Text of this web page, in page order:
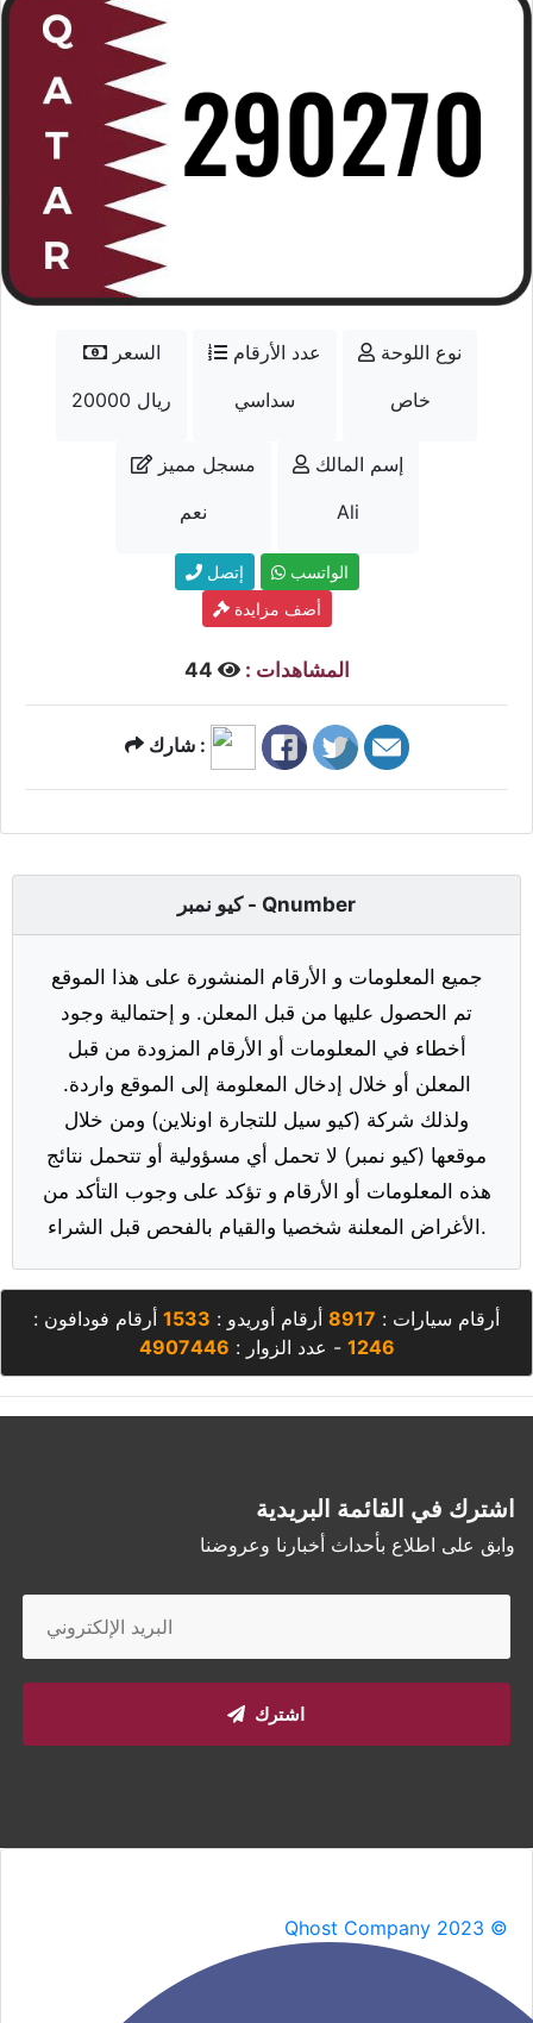
السعر
20000 ريال
عدد الأرقام
سداسي
نوع اللوحة
خاص
مسجل مميز
نعم
إسم المالك
Ali
إتصل
الواتسب
أضف مزايدة
المشاهدات :
شارك :
كيو نمبر - Qnumber
جميع المعلومات و الأرقام المنشورة على هذا الموقع
تم الحصول عليها من قبل المعلن. و إحتمالية وجود
أخطاء في المعلومات أو الأرقام المزودة من قبل
المعلن أو خلال إدخال المعلومة إلى الموقع واردة.
ولذلك شركة (كيو سيل للتجارة اونلاين) ومن خلال
موقعها (كيو نمبر) لا تحمل أي مسؤولية أو تتحمل نتائج
هذه المعلومات أو الأرقام و تؤكد على وجوب التأكد من
الأغراض المعلنة شخصيا والقيام بالفحص قبل الشراء.
أرقام سيارات : 8917 أرقام أوريدو : 1533 أرقام فودافون :
1246 - عدد الزوار : 4907446
اشترك في القائمة البريدية
وابق على اطلاع بأحداث أخبارنا وعروضنا
اشترك
Qhost Company 2023 ©